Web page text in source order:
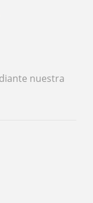
nuestra